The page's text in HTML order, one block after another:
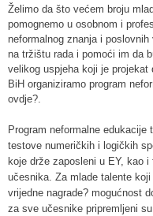
Želimo da što većem broju
pomognemo u osobnom i
neformalnog znanja i
na tržištu rada i pomoći im da
velikog uspjeha koji je
BiH organiziramo program
ovdje?.
Program neformalne
testove numeričkih i logičkih
koje drže zaposleni u EY, kao
učesnika. Za mlade talente
vrijedne nagrade? mogućnost
za sve učesnike pripremljeni